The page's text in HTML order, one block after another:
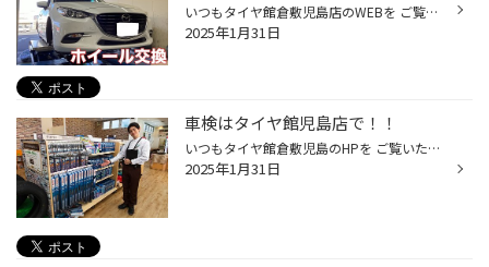
いつもタイヤ館倉敷児島店のWEBを ご覧いただきありがとうございます(*^▽^*) 児島店のスタッフの原田です！！ マツダ アクセラのホイール交換をしました! ホイー交換前にタイヤを外していきます！ タイヤを取り付け前にハブ防錆を施工します 錆が進行していましたので 錆を削り落としていきます！ ...
2025年1月31日
車検はタイヤ館児島店で！！
いつもタイヤ館倉敷児島のHPを ご覧いただきありがとうございます！ タイヤ館で車検をやっているのはご存じですか？ タイヤ館車検の３つのメリット！ 車検をして頂いたお客様には部品の交換等、お客様のご予算に合わせてご提案いたします！ タイヤ館では、タイヤの販売だけではなくおクルマのメンテ...
2025年1月31日